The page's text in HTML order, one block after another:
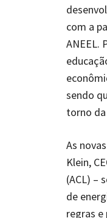
com a
ANEEL.
sendo
torno
As
Klein,
(ACL) –
de
regras